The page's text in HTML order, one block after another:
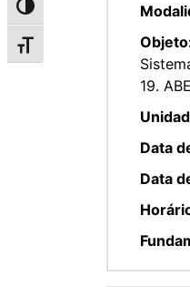
Alternar alto contraste
Alternar tamanho da fonte
19.
Data
Data